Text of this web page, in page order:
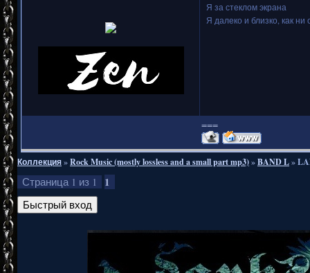
Я за стеклом экрана
Я далеко и близко, как ни
===
Коллекция»Rock Music (mostly lossless and a small part mp3)»BAND L»
Страница 1 из 1 1